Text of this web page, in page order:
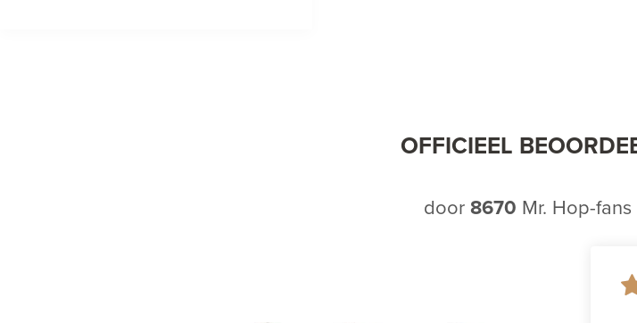
OFFICIEEL
door8670 Mr. Hop-